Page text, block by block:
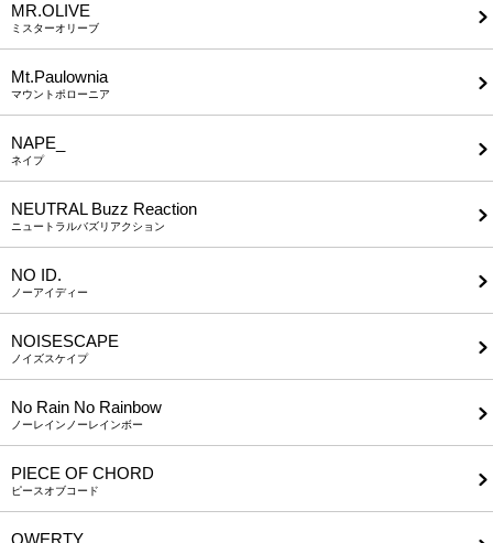
MR.OLIVE
ミスターオリーブ
Mt.Paulownia
マウントポローニア
NAPE_
ネイプ
NEUTRAL Buzz Reaction
ニュートラルバズリアクション
NO ID.
ノーアイディー
NOISESCAPE
ノイズスケイプ
No Rain No Rainbow
ノーレインノーレインボー
PIECE OF CHORD
ピースオブコード
QWERTY